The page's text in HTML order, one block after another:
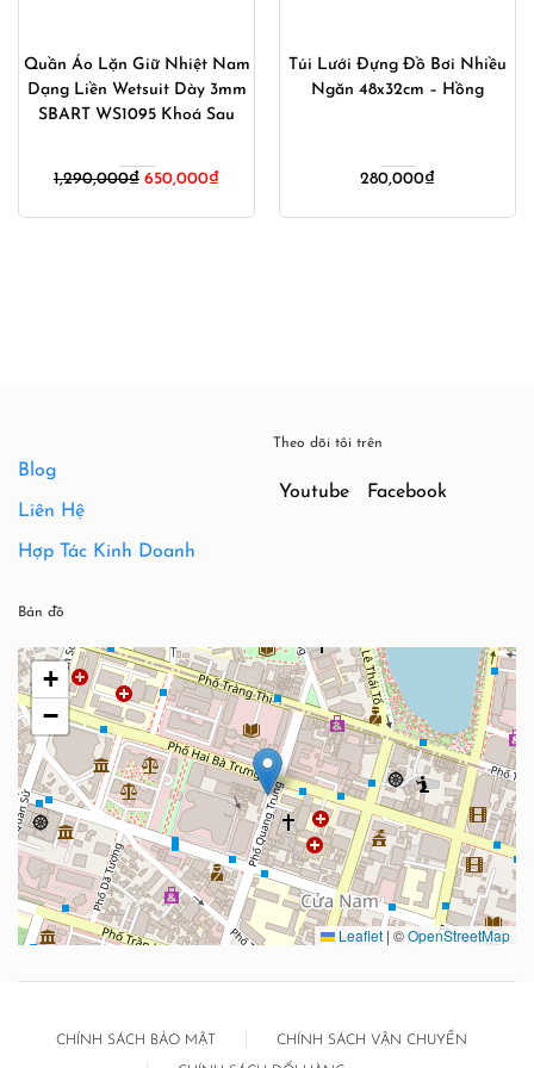
Quần Áo Lặn Giữ Nhiệt Nam
Dạng Liền Wetsuit Dày 3mm
SBART WS1095 Khoá Sau
1,290,000₫ 650,000₫
Túi Lưới Đựng Đồ Bơi Nhiều
Ngăn 48x32cm – Hồng
280,000₫
Blog
Liên Hệ
Hợp Tác Kinh Doanh
Theo dõi tôi trên
Youtube Facebook
Bản đồ
+
−
Leaflet | ©OpenStreetMap
CHÍNH SÁCH BẢO MẬT CHÍNH SÁCH VẬN CHUYỂN